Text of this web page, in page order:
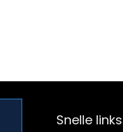
Snelle links